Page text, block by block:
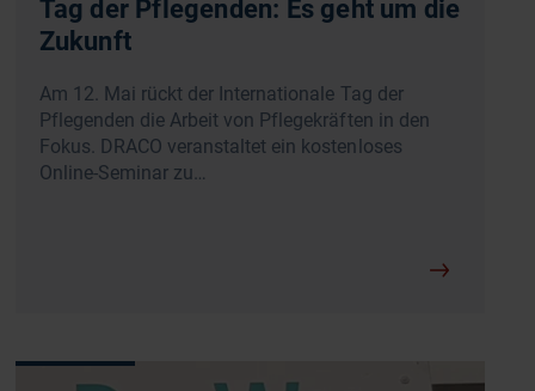
Tag der Pflegenden: Es geht um die
Zukunft
Am 12. Mai rückt der Internationale Tag der
Pflegenden die Arbeit von Pflegekräften in den
Fokus. DRACO veranstaltet ein kostenloses
Online-Seminar zu…